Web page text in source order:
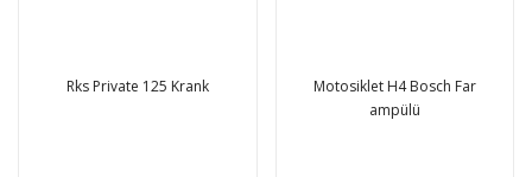
Rks Private 125 Krank
Motosiklet H4 Bosch Far
ampülü